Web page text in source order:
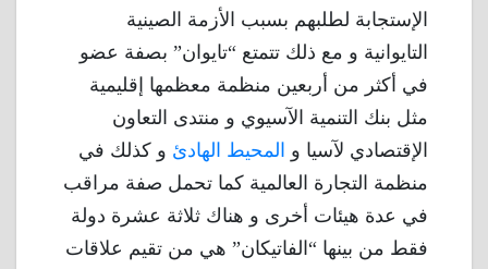
الإستجابة لطلبهم بسبب الأزمة الصينية
التايوانية و مع ذلك تتمتع “تايوان” بصفة عضو
في أكثر من أربعين منظمة معظمها إقليمية
مثل بنك التنمية الآسيوي و منتدى التعاون
الإقتصادي لآسيا و المحيط الهادئ و كذلك في
منظمة التجارة العالمية كما تحمل صفة مراقب
في عدة هيئات أخرى و هناك ثلاثة عشرة دولة
فقط من بينها “الفاتيكان” هي من تقيم علاقات